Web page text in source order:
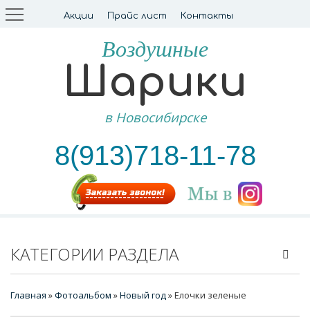
Акции Прайс лист Контакты
Воздушные
Шарики
в Новосибирске
8(913)718-11-78
КАТЕГОРИИ РАЗДЕЛА
Главная »Фотоальбом »Новый год» Елочки зеленые